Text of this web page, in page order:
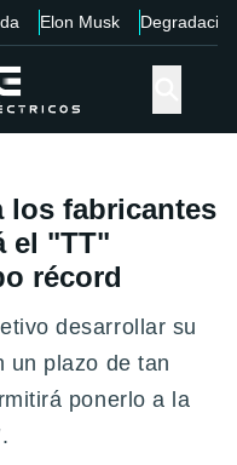
Elon Musk Degradación
los fabricantes
el "TT"
récord
desarrollar su
un plazo de tan
ponerlo a la